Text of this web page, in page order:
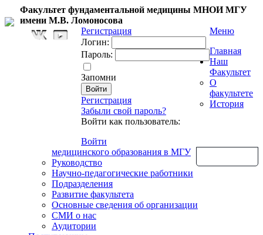
Факультет фундаментальной медицины МНОИ МГУ
имени М.В. Ломоносова
Регистрация
Логин:
Пароль:
Запомни
Регистрация
Забыли свой пароль?
Войти как пользователь:
Войти
Меню
Главная
Наш
Факультет
О
факультете
История
медицинского образования в МГУ
Руководство
Научно-педагогические работники
Подразделения
Развитие факультета
Основные сведения об организации
СМИ о нас
Аудитории